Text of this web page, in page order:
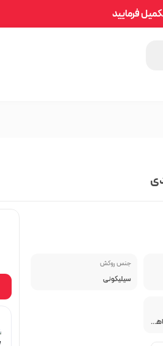
فرمایید
جنس روکش
سیلیکونی
بهبود شتاب و عملکرد موتور کاهش مصرف سوخت نصب آسان و زیبایی ظاهری